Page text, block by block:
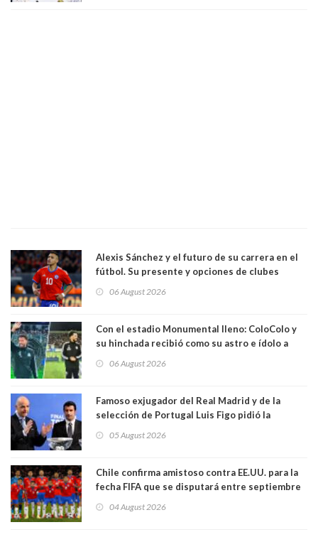
Alexis Sánchez y el futuro de su carrera en el
fútbol. Su presente y opciones de clubes
06 August 2026
Con el estadio Monumental lleno: ColoColo y
su hinchada recibió como su astro e ídolo a
06 August 2026
Famoso exjugador del Real Madrid y de la
selección de Portugal Luis Figo pidió la
comportamiento más bajo y cobarde que he
05 August 2026
Chile confirma amistoso contra EE.UU. para la
fecha FIFA que se disputará entre septiembre
04 August 2026